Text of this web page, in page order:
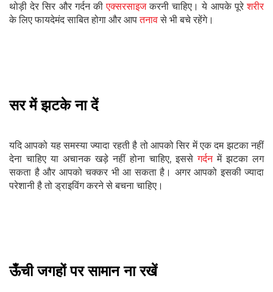
थोड़ी देर सिर और गर्दन कीएक्सरसाइजकरनी चाहिए। ये आपके पूरेशरीर
के लिए फायदेमंद साबित होगा और आपतनावसे भी बचे रहेंगे।
सर में झटके ना दें
यदि आपको यह समस्या ज्यादा रहती है तो आपको सिर में एक दम झटका नहीं
देना चाहिए या अचानक खड़े नहीं होना चाहिए, इससेगर्दनमें झटका लग
सकता है और आपको चक्कर भी आ सकता है। अगर आपको इसकी ज्यादा
परेशानी है तो ड्राइविंग करने से बचना चाहिए।
ऊँची जगहों पर सामान ना रखें